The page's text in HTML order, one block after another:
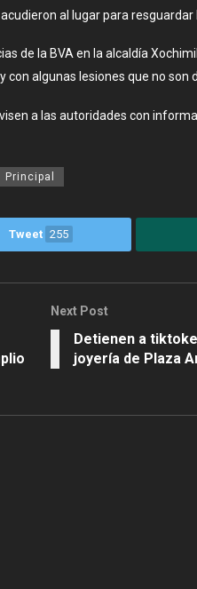
al lugar para resguardar
de la BVA en la alcaldía
algunas lesiones que no son
a las autoridades con
Principal
Tweet 255
Next Post
Detienen a
joyería de Plaza